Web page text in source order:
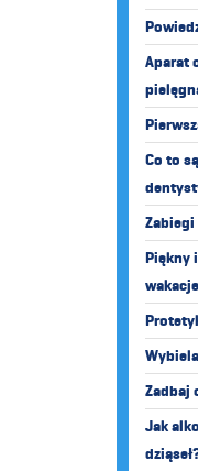
Aparat
Co to
Piękny
wakacje
Zadbaj
Jak